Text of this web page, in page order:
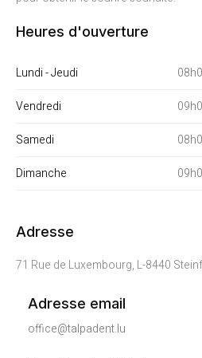
Heures d'ouverture
Lundi - Jeudi
Vendredi
Samedi
Dimanche
Adresse
71 Rue de Luxembourg, L-8440
Adresse email
office@talpadent.lu